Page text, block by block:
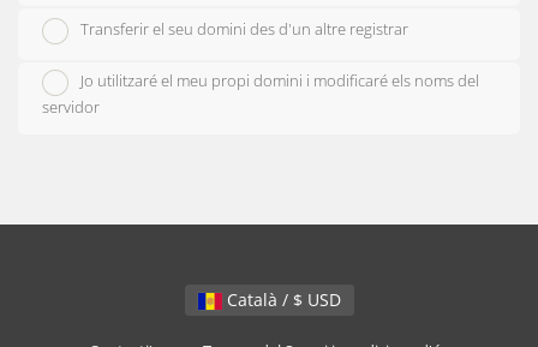
Transferir el seu domini des d'un altre registrar
Jo utilitzaré el meu propi domini i modificaré els noms del
servidor
Català / $ USD